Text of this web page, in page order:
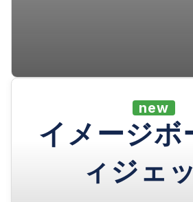
イメージボ
ィジェ
new